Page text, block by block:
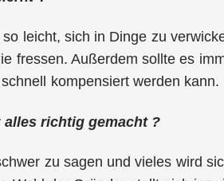
leicht, sich in Dinge zu
fressen. Außerdem sollte es
kompensiert werden kann.
richtig gemacht ?
zu sagen und vieles wird